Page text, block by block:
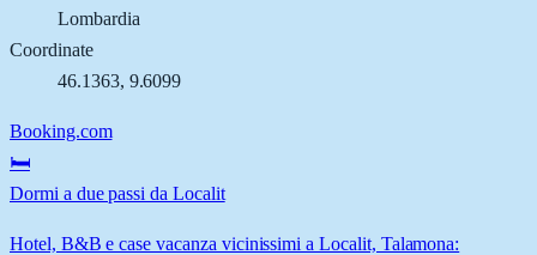
Lombardia
Coordinate
46.1363, 9.6099
Booking.com
🛏️
Dormi a due passi da Localit
Hotel, B&B e case vacanza vicinissimi a Localit, Talamona: